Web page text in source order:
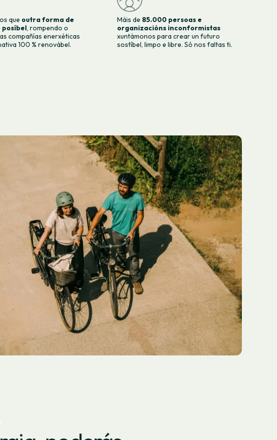
que outra forma de
posíbel, rompendo o
compañías enerxéticas
100 % renovábel.
Máis de 85.000 persoas e
organizacións inconformistas
xuntámonos para crear un futuro
sostíbel, limpo e libre. Só nos faltas ti.